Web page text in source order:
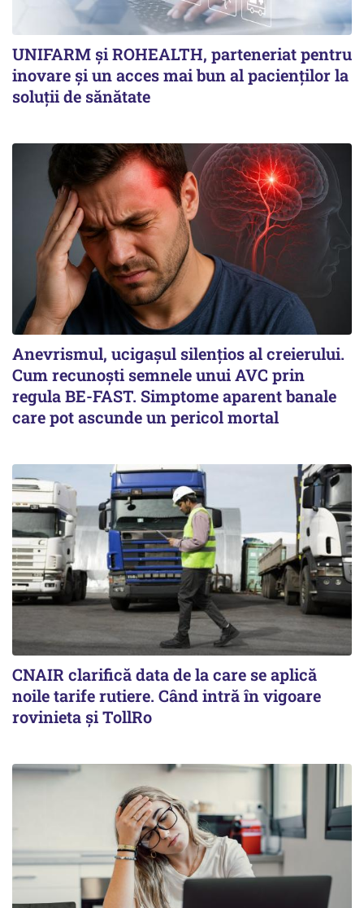
UNIFARM și ROHEALTH, parteneriat pentru
inovare și un acces mai bun al pacienților la
soluții de sănătate
Anevrismul, ucigașul silențios al creierului.
Cum recunoști semnele unui AVC prin
regula BE-FAST. Simptome aparent banale
care pot ascunde un pericol mortal
CNAIR clarifică data de la care se aplică
noile tarife rutiere. Când intră în vigoare
rovinieta și TollRo